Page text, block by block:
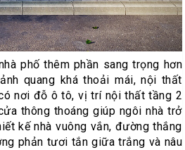
phố thêm phần sang trọng hơn
quang khá thoải mái, nội thất
nơi đỗ ô tô, vị trí nội thất tầng 2
thông thoáng giúp ngôi nhà trở
kế nhà vuông vắn, đường thắng
phản tươi tắn giữa trắng và nâu